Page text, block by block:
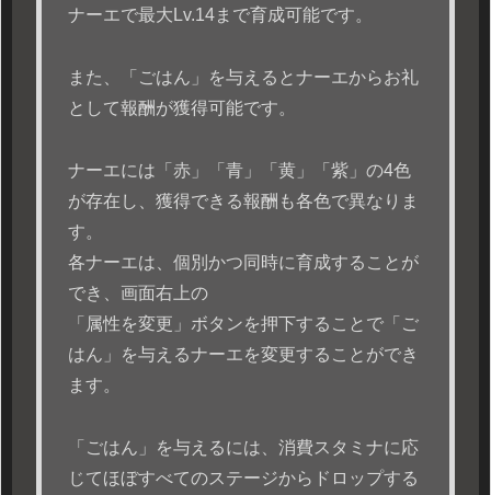
ナーエで最大Lv.14まで育成可能です。
また、「ごはん」を与えるとナーエからお礼
として報酬が獲得可能です。
ナーエには「赤」「青」「黄」「紫」の4色
が存在し、獲得できる報酬も各色で異なりま
す。
各ナーエは、個別かつ同時に育成することが
でき、画面右上の
「属性を変更」ボタンを押下することで「ご
はん」を与えるナーエを変更することができ
ます。
「ごはん」を与えるには、消費スタミナに応
じてほぼすべてのステージからドロップする